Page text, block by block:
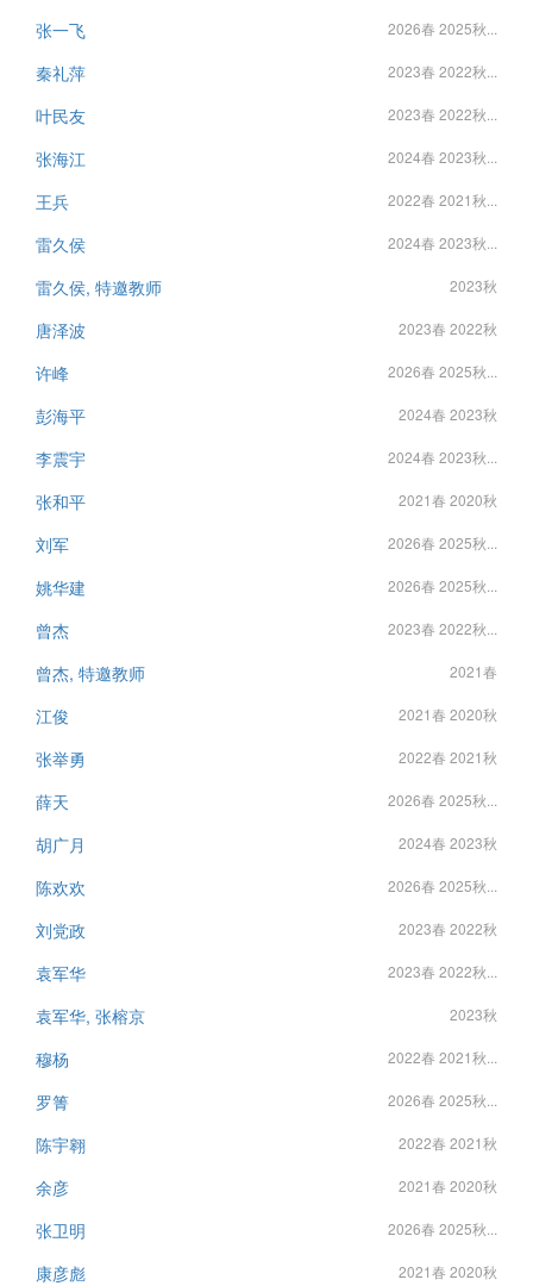
张一飞 2026春 2025秋...
秦礼萍 2023春 2022秋...
叶民友 2023春 2022秋...
张海江 2024春 2023秋...
王兵 2022春 2021秋...
雷久侯 2024春 2023秋...
雷久侯, 特邀教师 2023秋
唐泽波 2023春 2022秋
许峰 2026春 2025秋...
彭海平 2024春 2023秋
李震宇 2024春 2023秋...
张和平 2021春 2020秋
刘军 2026春 2025秋...
姚华建 2026春 2025秋...
曾杰 2023春 2022秋...
曾杰, 特邀教师 2021春
江俊 2021春 2020秋
张举勇 2022春 2021秋
薛天 2026春 2025秋...
胡广月 2024春 2023秋
陈欢欢 2026春 2025秋...
刘党政 2023春 2022秋
袁军华 2023春 2022秋...
袁军华, 张榕京 2023秋
穆杨 2022春 2021秋...
罗箐 2026春 2025秋...
陈宇翱 2022春 2021秋
余彦 2021春 2020秋
张卫明 2026春 2025秋...
康彦彪 2021春 2020秋